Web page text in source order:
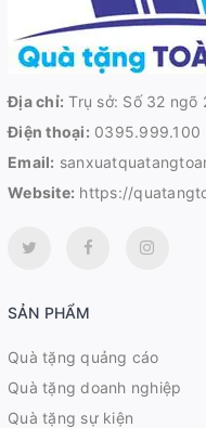
Địa chỉ: Trụ sở: Số 32 ngõ
Điện thoại: 0395.999.100
Email:
Website: https://
SẢN PHẨM
Quà tặng quảng cáo
Quà tặng doanh nghiệp
Quà tặng sự kiện